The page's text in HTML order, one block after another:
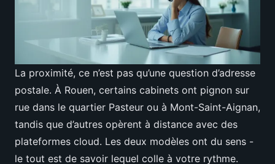
La proximité, ce n’est pas qu’une question d’adresse
postale. À Rouen, certains cabinets ont pignon sur
rue dans le quartier Pasteur ou à Mont-Saint-Aignan,
tandis que d’autres opèrent à distance avec des
plateformes cloud. Les deux modèles ont du sens -
le tout est de savoir lequel colle à votre rythme.